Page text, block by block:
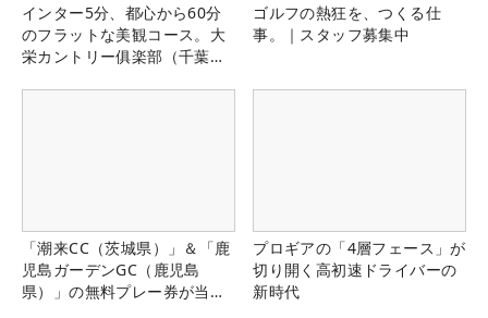
インター5分、都心から60分
のフラットな美観コース。大
栄カントリー俱楽部（千葉
ゴルフの熱狂を、つくる仕
事。｜スタッフ募集中
「潮来CC（茨城県）」＆「鹿
児島ガーデンGC（鹿児島
県）」の無料プレー券が当た
プロギアの「4層フェース」が
切り開く高初速ドライバーの
新時代